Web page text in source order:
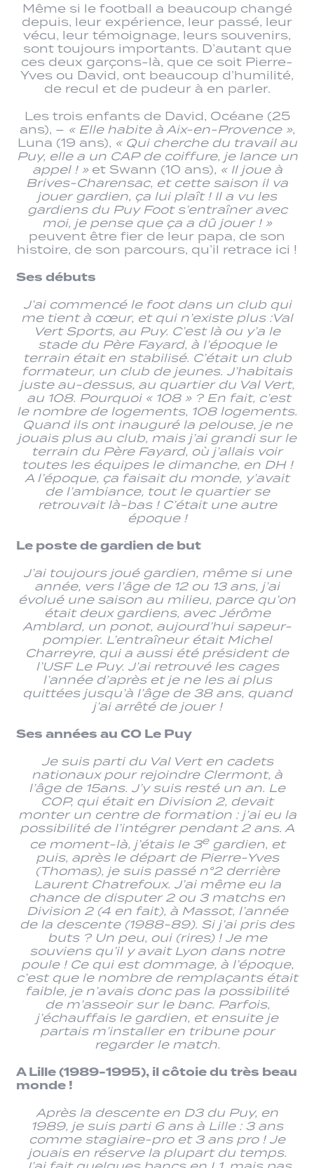
Même si le football a beaucoup changé
depuis, leur expérience, leur passé, leur
vécu, leur témoignage, leurs souvenirs,
sont toujours importants. D’autant que
ces deux garçons-là, que ce soit Pierre-
Yves ou David, ont beaucoup d’humilité,
de recul et de pudeur à en parler.
Les trois enfants de David, Océane (25
ans), – « Elle habite à Aix-en-Provence »,
Luna (19 ans), « Qui cherche du travail au
Puy, elle a un CAP de coiffure, je lance un
appel ! »et Swann (10 ans), « Il joue à
Brives-Charensac, et cette saison il va
jouer gardien, ça lui plaît ! Il a vu les
gardiens du Puy Foot s’entraîner avec
moi, je pense que ça a dû jouer ! »
peuvent être fier de leur papa, de son
histoire, de son parcours, qu’il retrace ici !
Ses débuts
J’ai commencé le foot dans un club qui
me tient à cœur, et qui n’existe plus :Val
Vert Sports, au Puy. C’est là ou y’a le
stade du Père Fayard, à l’époque le
terrain était en stabilisé. C’était un club
formateur, un club de jeunes. J’habitais
juste au-dessus, au quartier du Val Vert,
au 108. Pourquoi « 108 » ? En fait, c’est
le nombre de logements, 108 logements.
Quand ils ont inauguré la pelouse, je ne
jouais plus au club, mais j’ai grandi sur le
terrain du Père Fayard, où j’allais voir
toutes les équipes le dimanche, en DH !
A l’époque, ça faisait du monde, y’avait
de l’ambiance, tout le quartier se
retrouvait là-bas ! C’était une autre
époque !
Le poste de gardien de but
J’ai toujours joué gardien, même si une
année, vers l’âge de 12 ou 13 ans, j’ai
évolué une saison au milieu, parce qu’on
était deux gardiens, avec Jérôme
Amblard, un ponot, aujourd’hui sapeur-
pompier. L’entraîneur était Michel
Charreyre, qui a aussi été président de
l’USF Le Puy. J’ai retrouvé les cages
l’année d’après et je ne les ai plus
quittées jusqu’à l’âge de 38 ans, quand
j’ai arrêté de jouer !
Ses années au CO Le Puy
Je suis parti du Val Vert en cadets
nationaux pour rejoindre Clermont, à
l’âge de 15ans. J’y suis resté un an. Le
COP, qui était en Division 2, devait
monter un centre de formation : j’ai eu la
possibilité de l’intégrer pendant 2 ans. A
ce moment-là, j’étais le 3egardien, et
puis, après le départ de Pierre-Yves
(Thomas), je suis passé n°2 derrière
Laurent Chatrefoux. J’ai même eu la
chance de disputer 2 ou 3 matchs en
Division 2 (4 en fait), à Massot, l’année
de la descente (1988-89). Si j’ai pris des
buts ? Un peu, oui (rires) ! Je me
souviens qu’il y avait Lyon dans notre
poule ! Ce qui est dommage, à l’époque,
c’est que le nombre de remplaçants était
faible, je n’avais donc pas la possibilité
de m’asseoir sur le banc. Parfois,
j’échauffais le gardien, et ensuite je
partais m’installer en tribune pour
regarder le match.
A Lille (1989-1995), il côtoie du très beau
monde !
Après la descente en D3 du Puy, en
1989, je suis parti 6 ans à Lille : 3 ans
comme stagiaire-pro et 3 ans pro ! Je
jouais en réserve la plupart du temps.